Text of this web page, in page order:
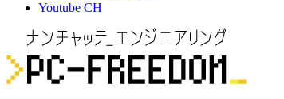
Youtube CH